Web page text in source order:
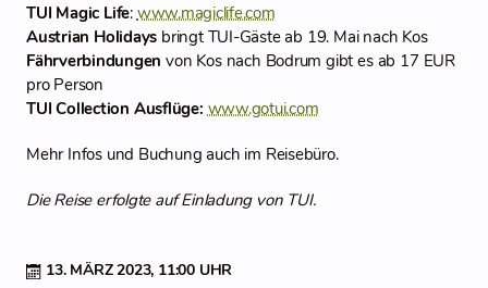
13. MÄRZ 2023, 11:00 UHR
TUI Magic Life:www.magiclife.com
Austrian Holidays bringt TUI-Gäste ab 19. Mai nach Kos
Fährverbindungen von Kos nach Bodrum gibt es ab 17 EUR
pro Person
TUI Collection Ausflüge:www.gotui.com
Mehr Infos und Buchung auch im Reisebüro.
Die Reise erfolgte auf Einladung von TUI.